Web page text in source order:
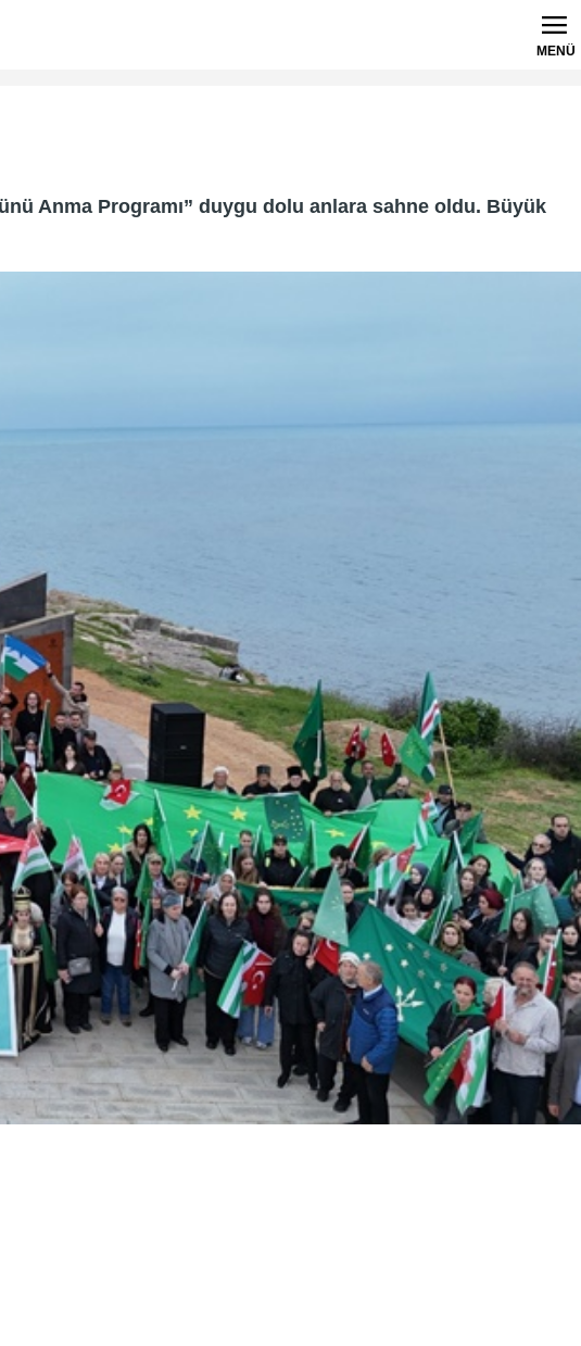
MENÜ
Anma Programı” duygu dolu anlara sahne oldu. Büyük